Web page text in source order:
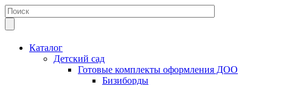
Каталог
Детский сад
Готовые комплекты оформления ДОО
Бизиборды